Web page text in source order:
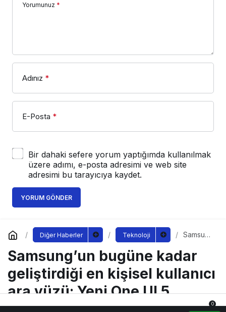
Yorumunuz *
Adınız *
E-Posta *
Bir dahaki sefere yorum yaptığımda kullanılmak
üzere adımı, e-posta adresimi ve web site
adresimi bu tarayıcıya kaydet.
YORUM GÖNDER
Diğer Haberler Teknoloji
Samsung
bugüne
kadar
geliştirdi
ği en
kullanıcı
ara yüzü:
Samsung’un bugüne kadar
geliştirdiği en kişisel kullanıcı
ara yüzü: Yeni One UI 5
0